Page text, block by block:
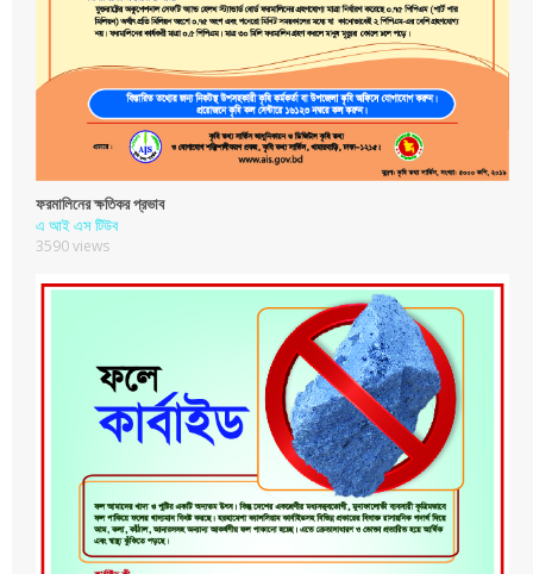
ফরমালিনের ক্ষতিকর প্রভাব
এ আই এস টিউব
3590 views